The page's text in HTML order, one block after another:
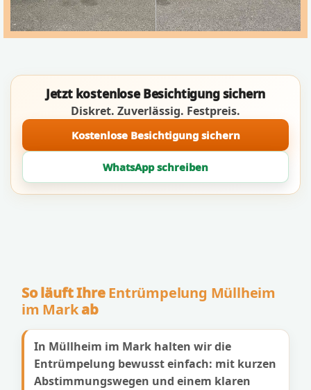
Jetzt kostenlose Besichtigung sichern
Diskret. Zuverlässig. Festpreis.
Kostenlose Besichtigung sichern
WhatsApp schreiben
So läuft IhreEntrümpelung Müllheim
im Markab
In Müllheim im Mark halten wir die
Entrümpelung bewusst einfach: mit kurzen
Abstimmungswegen und einem klaren